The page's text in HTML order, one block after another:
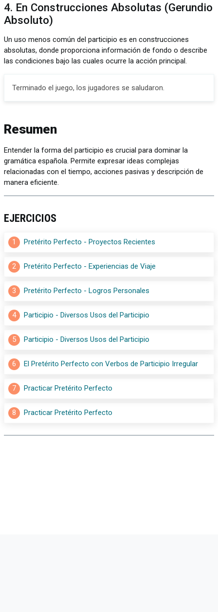
4. En Construcciones Absolutas (Gerundio
Absoluto)
Un uso menos común del participio es en construcciones
absolutas, donde proporciona información de fondo o describe
las condiciones bajo las cuales ocurre la acción principal.
Terminado el juego, los jugadores se saludaron.
Resumen
Entender la forma del participio es crucial para dominar la
gramática española. Permite expresar ideas complejas
relacionadas con el tiempo, acciones pasivas y descripción de
manera eficiente.
EJERCICIOS
1 Pretérito Perfecto - Proyectos Recientes
2 Pretérito Perfecto - Experiencias de Viaje
3 Pretérito Perfecto - Logros Personales
4 Participio - Diversos Usos del Participio
5 Participio - Diversos Usos del Participio
6 El Pretérito Perfecto con Verbos de Participio Irregular
7 Practicar Pretérito Perfecto
8 Practicar Pretérito Perfecto